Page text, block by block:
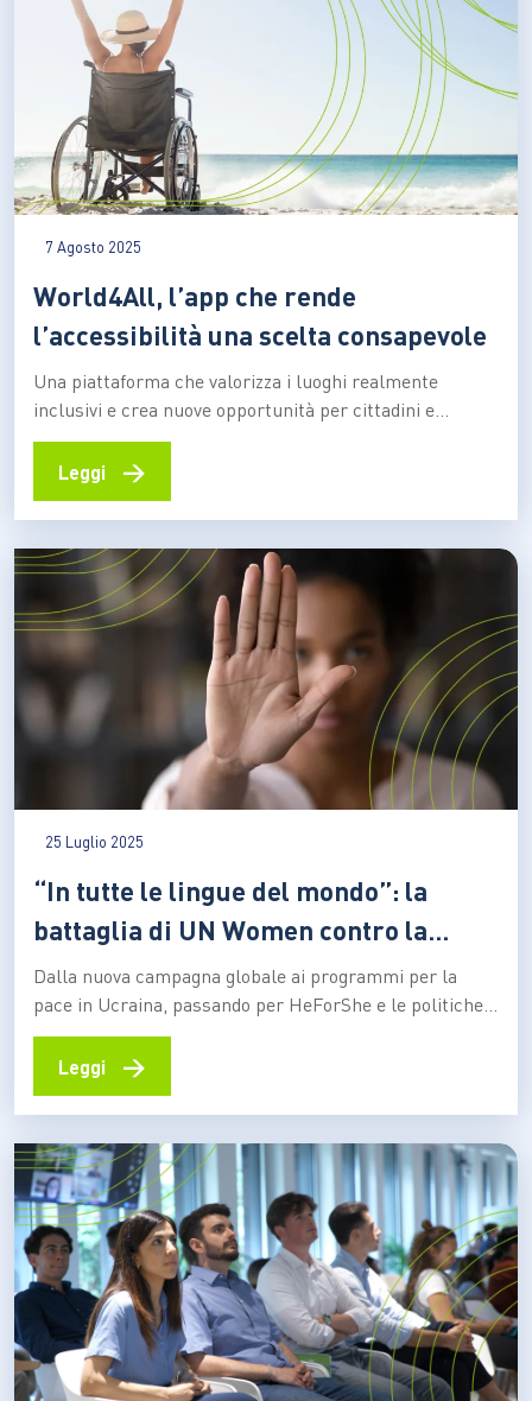
7 Agosto 2025
World4All, l’app che rende
l’accessibilità una scelta consapevole
Una piattaforma che valorizza i luoghi realmente
inclusivi e crea nuove opportunità per cittadini e
imprese World4All è molto più di un’applicazione
mobile: è un progetto culturale, un ecosistema di
idea di accessibilità, inclusiva, trasparente e certificata.
La startup, fondata nel 2022…
Leggi →
25 Luglio 2025
“In tutte le lingue del mondo”: la
battaglia di UN Women contro la
violenza di genere
Dalla nuova campagna globale ai programmi per la
pace in Ucraina, passando per HeForShe e le politiche
aziendali, l’associazione rilancia il suo impegno per
l’uguaglianza: al centro prevenzione, educazione e
su tre vittima di abusi fisici o sessuali. Sono i dati diffusi
da…
Leggi →